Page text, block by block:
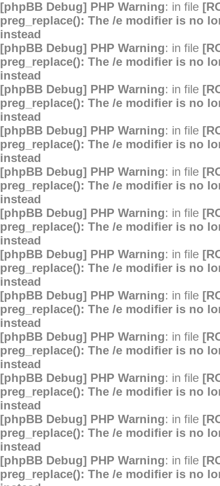
[phpBB Debug] PHP Warning: in file
preg_replace(): The /e modifier is no
instead
[phpBB Debug] PHP Warning: in file
preg_replace(): The /e modifier is no
instead
[phpBB Debug] PHP Warning: in file
preg_replace(): The /e modifier is no
instead
[phpBB Debug] PHP Warning: in file
preg_replace(): The /e modifier is no
instead
[phpBB Debug] PHP Warning: in file
preg_replace(): The /e modifier is no
instead
[phpBB Debug] PHP Warning: in file
preg_replace(): The /e modifier is no
instead
[phpBB Debug] PHP Warning: in file
preg_replace(): The /e modifier is no
instead
[phpBB Debug] PHP Warning: in file
preg_replace(): The /e modifier is no
instead
[phpBB Debug] PHP Warning: in file
preg_replace(): The /e modifier is no
instead
[phpBB Debug] PHP Warning: in file
preg_replace(): The /e modifier is no
instead
[phpBB Debug] PHP Warning: in file
preg_replace(): The /e modifier is no
instead
[phpBB Debug] PHP Warning: in file
preg_replace(): The /e modifier is no